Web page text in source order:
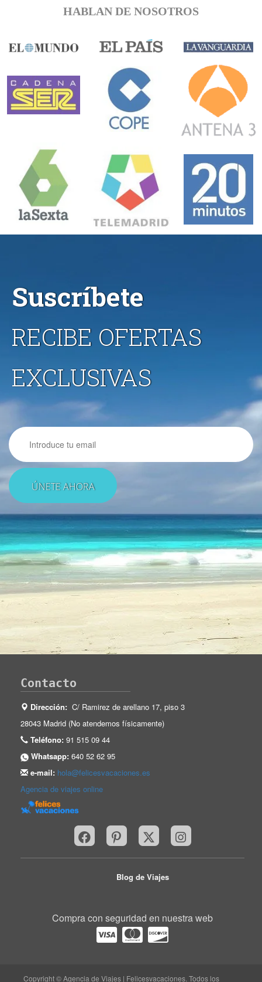
HABLAN DE NOSOTROS
Suscríbete
RECIBE OFERTAS
EXCLUSIVAS
Email
Contacto
Dirección: C/ Ramirez de arellano 17, piso 3
28043 Madrid (No atendemos físicamente)
Teléfono: 91 515 09 44
Whatsapp: 640 52 62 95
e-mail: hola@felicesvacaciones.es
Agencia de viajes online
Blog de Viajes
Compra con seguridad en nuestra web
Copyright © Agencia de Viajes | Felicesvacaciones. Todos los